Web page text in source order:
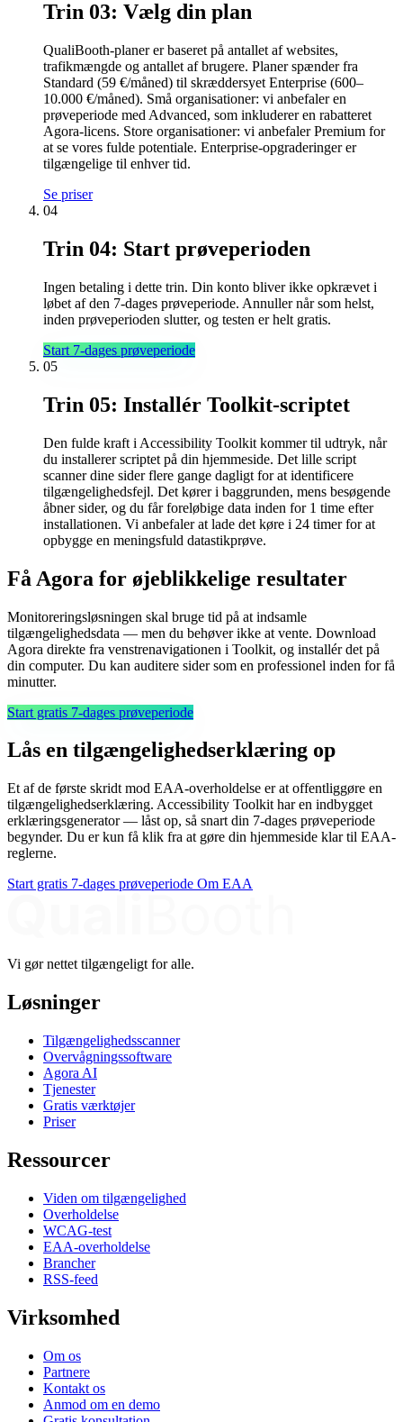
Trin 03: Vælg din plan
QualiBooth-planer er baseret på antallet af websites,
trafikmængde og antallet af brugere. Planer spænder fra
Standard (59 €/måned) til skræddersyet Enterprise (600–
10.000 €/måned). Små organisationer: vi anbefaler en
prøveperiode med Advanced, som inkluderer en rabatteret
Agora-licens. Store organisationer: vi anbefaler Premium for
at se vores fulde potentiale. Enterprise-opgraderinger er
tilgængelige til enhver tid.
Se priser
04
Trin 04: Start prøveperioden
Ingen betaling i dette trin. Din konto bliver ikke opkrævet i
løbet af den 7-dages prøveperiode. Annuller når som helst,
inden prøveperioden slutter, og testen er helt gratis.
Start 7-dages prøveperiode
05
Trin 05: Installér Toolkit-scriptet
Den fulde kraft i Accessibility Toolkit kommer til udtryk, når
du installerer scriptet på din hjemmeside. Det lille script
scanner dine sider flere gange dagligt for at identificere
tilgængelighedsfejl. Det kører i baggrunden, mens besøgende
åbner sider, og du får foreløbige data inden for 1 time efter
installationen. Vi anbefaler at lade det køre i 24 timer for at
opbygge en meningsfuld datastikprøve.
Få Agora for øjeblikkelige resultater
Monitoreringsløsningen skal bruge tid på at indsamle
tilgængelighedsdata — men du behøver ikke at vente. Download
Agora direkte fra venstrenavigationen i Toolkit, og installér det på
din computer. Du kan auditere sider som en professionel inden for få
minutter.
Start gratis 7-dages prøveperiode
Lås en tilgængelighedserklæring op
Et af de første skridt mod EAA-overholdelse er at offentliggøre en
tilgængelighedserklæring. Accessibility Toolkit har en indbygget
erklæringsgenerator — låst op, så snart din 7-dages prøveperiode
begynder. Du er kun få klik fra at gøre din hjemmeside klar til EAA-
reglerne.
Start gratis 7-dages prøveperiode Om EAA
Vi gør nettet tilgængeligt for alle.
Løsninger
Tilgængelighedsscanner
Overvågningssoftware
Agora AI
Tjenester
Gratis værktøjer
Priser
Ressourcer
Viden om tilgængelighed
Overholdelse
WCAG-test
EAA-overholdelse
Brancher
RSS-feed
Virksomhed
Om os
Partnere
Kontakt os
Anmod om en demo